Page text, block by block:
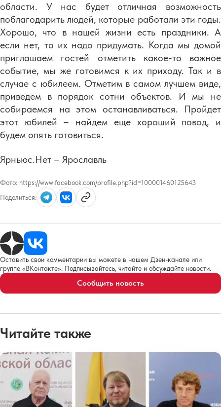
области. У нас будет отличная возможность
поблагодарить людей, которые работали эти годы.
Хорошо, что в нашей жизни есть праздники. А
если нет, то их надо придумать. Когда мы домой
приглашаем гостей отметить какое-то важное
событие, мы же готовимся к их приходу. Так и в
случае с юбилеем. Отметим в самом лучшем виде,
приведем в порядок сотни объектов. И мы не
собираемся на этом останавливаться. Пройдет
этот юбилей – найдем еще хороший повод, и
будем опять готовиться.
Ярньюс.Нет – Ярославль
Фото: https://www.facebook.com/profile.php?id=100001460125643
Поделиться:
Оставить свои комментарии вы можете в нашем Дзен-канале или
группе «ВКонтакте». Подписывайтесь, читайте и обсуждайте новости.
Сообщить новость
Читайте также